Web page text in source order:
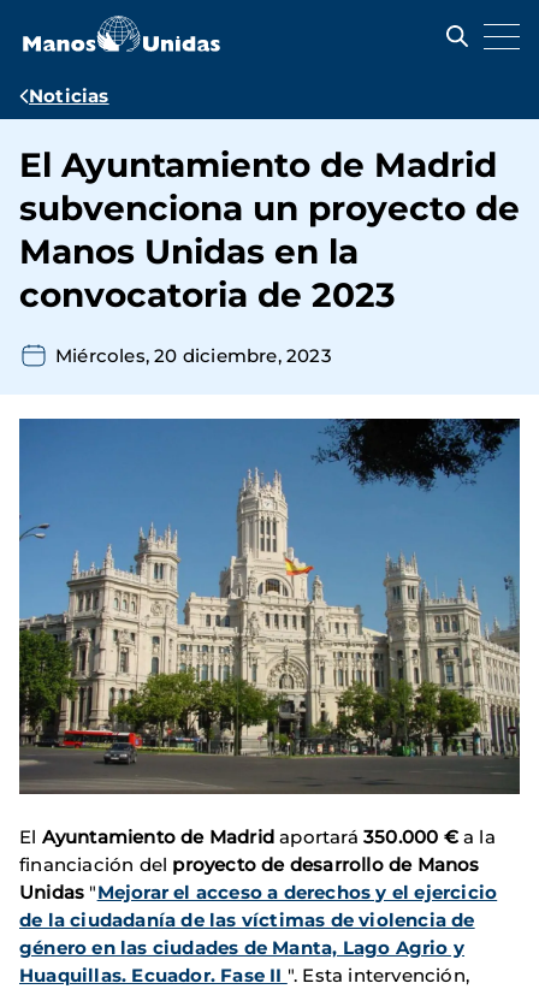
contenido
Ruta
navegación
Noticias
El Ayuntamiento de Madrid
subvenciona un proyecto de
Manos Unidas en la
convocatoria de 2023
Miércoles, 20 diciembre, 2023
El Ayuntamiento de Madrid aportará350.000 €a la
financiación del proyecto de desarrollo de Manos
Unidas "Mejorar el acceso a derechos y el ejercicio
de la ciudadanía de las víctimas de violencia de
género en las ciudades de Manta, Lago Agrio y
Huaquillas. Ecuador. Fase II ". Esta intervención,